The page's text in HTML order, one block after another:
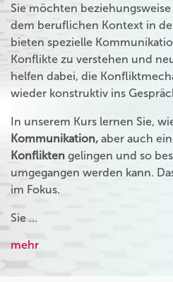
Sie möchten
dem beruflichen Kontext in
bieten spezielle
Konflikte zu verstehen und
helfen dabei, die
wieder konstruktiv ins
In unserem Kurs lernen Sie,
Kommunikation, aber auch
Konflikten gelingen und so
umgegangen werden kann.
im Fokus.
Sie …
mehr